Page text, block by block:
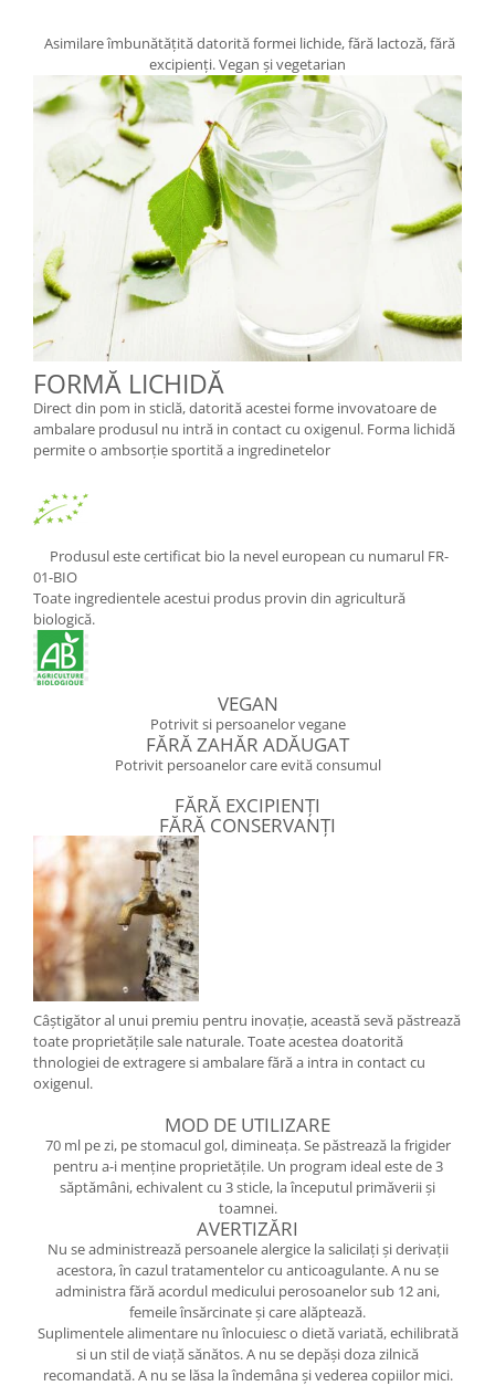
Asimilare îmbunătățită datorită formei lichide, fără lactoză, fără
excipienți. Vegan și vegetarian
FORMĂ LICHIDĂ
Direct din pom in sticlă, datorită acestei forme invovatoare de
ambalare produsul nu intră in contact cu oxigenul. Forma lichidă
permite o ambsorție sportită a ingredinetelor
Produsul este certificat bio la nevel european cu numarul FR-
01-BIO
Toate ingredientele acestui produs provin din agricultură
biologică.
VEGAN
Potrivit si persoanelor vegane
FĂRĂ ZAHĂR ADĂUGAT
Potrivit persoanelor care evită consumul
FĂRĂ EXCIPIENȚI
FĂRĂ CONSERVANȚI
Câștigător al unui premiu pentru inovație, această sevă păstrează
toate proprietățile sale naturale. Toate acestea doatorită
thnologiei de extragere si ambalare fără a intra in contact cu
oxigenul.
MOD DE UTILIZARE
70 ml pe zi, pe stomacul gol, dimineața. Se păstrează la frigider
pentru a-i menține proprietățile. Un program ideal este de 3
săptămâni, echivalent cu 3 sticle, la începutul primăverii și
toamnei.
AVERTIZĂRI
Nu se administrează persoanele alergice la salicilați și derivații
acestora, în cazul tratamentelor cu anticoagulante. A nu se
administra fără acordul medicului perosoanelor sub 12 ani,
femeile însărcinate și care alăptează.
Suplimentele alimentare nu înlocuiesc o dietă variată, echilibrată
si un stil de viață sănătos. A nu se depăși doza zilnică
recomandată. A nu se lăsa la îndemâna și vederea copiilor mici.